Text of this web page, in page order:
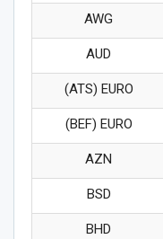
AWG
AUD
ATS) EURO)
BEF) EURO)
AZN
BSD
BHD